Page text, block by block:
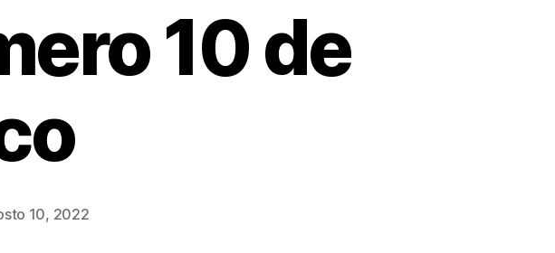
10 de
10, 2022